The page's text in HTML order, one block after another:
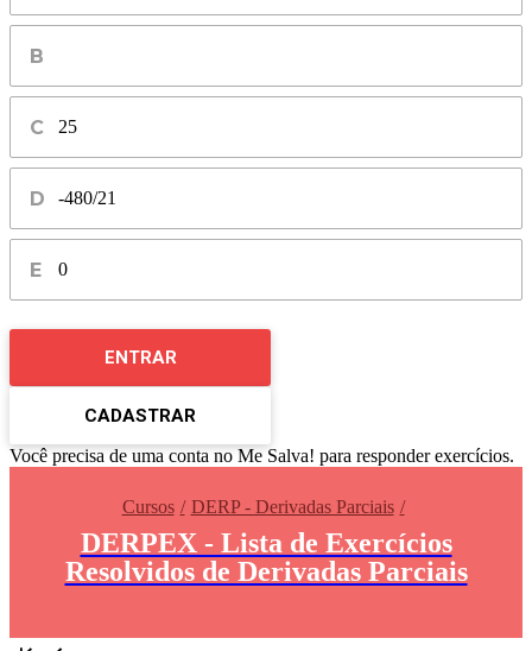
25
-480/21
0
ENTRAR
CADASTRAR
Você precisa de uma conta no Me Salva! para responder exercícios.
Cursos DERP - Derivadas Parciais
DERPEX - Lista de Exercícios
Resolvidos de Derivadas Parciais